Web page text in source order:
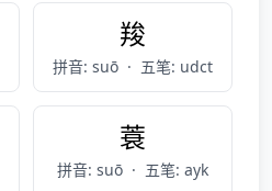
羧
拼音: suō · 五笔: udct
蓑
拼音: suō · 五笔: ayk